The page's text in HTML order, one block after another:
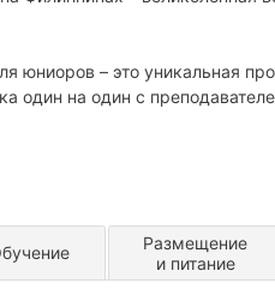
юниоров – это уникальная
один на один с
Размещение
и питание